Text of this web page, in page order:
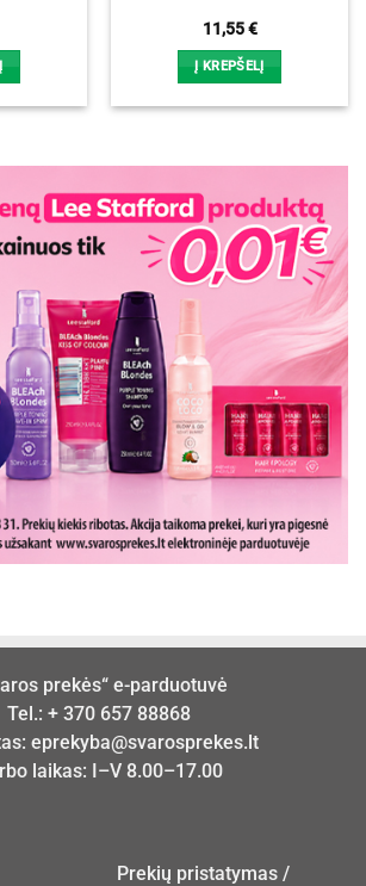
11,55€
Į KREPŠELĮ
prekės“ e-parduotuvė
Tel.: + 370 657 88868
eprekyba@svarosprekes.lt
laikas: I–V 8.00–17.00
Prekių pristatymas /